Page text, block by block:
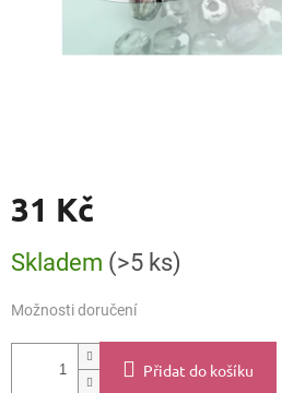
31 Kč
cena:
Skladem (>5 ks)
Možnosti doručení
Přidat do košíku